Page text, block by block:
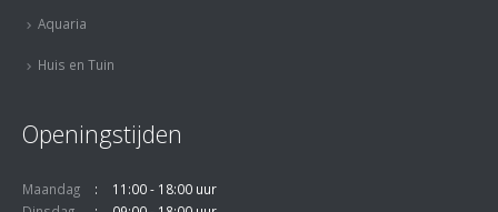
Aquaria
Huis en Tuin
Openingstijden
Maandag
11:00 - 18:00 uur